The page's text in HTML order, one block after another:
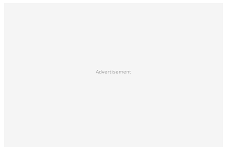
Advertisement